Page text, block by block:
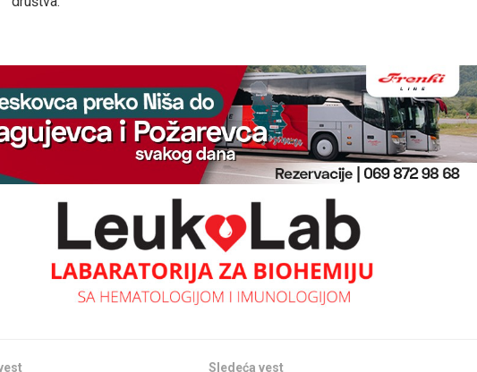
Sledeća vest